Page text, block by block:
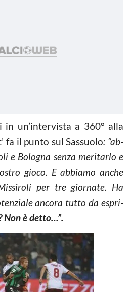
in un’intervista a 360° alla
fa il punto sul Sassuolo: “ab­
e Bo­lo­gna senza me­ri­tar­lo e
gioco. E ab­bia­mo anche
per tre gior­na­te. Ha
an­co­ra tutto da espri­
Non è detto…”.